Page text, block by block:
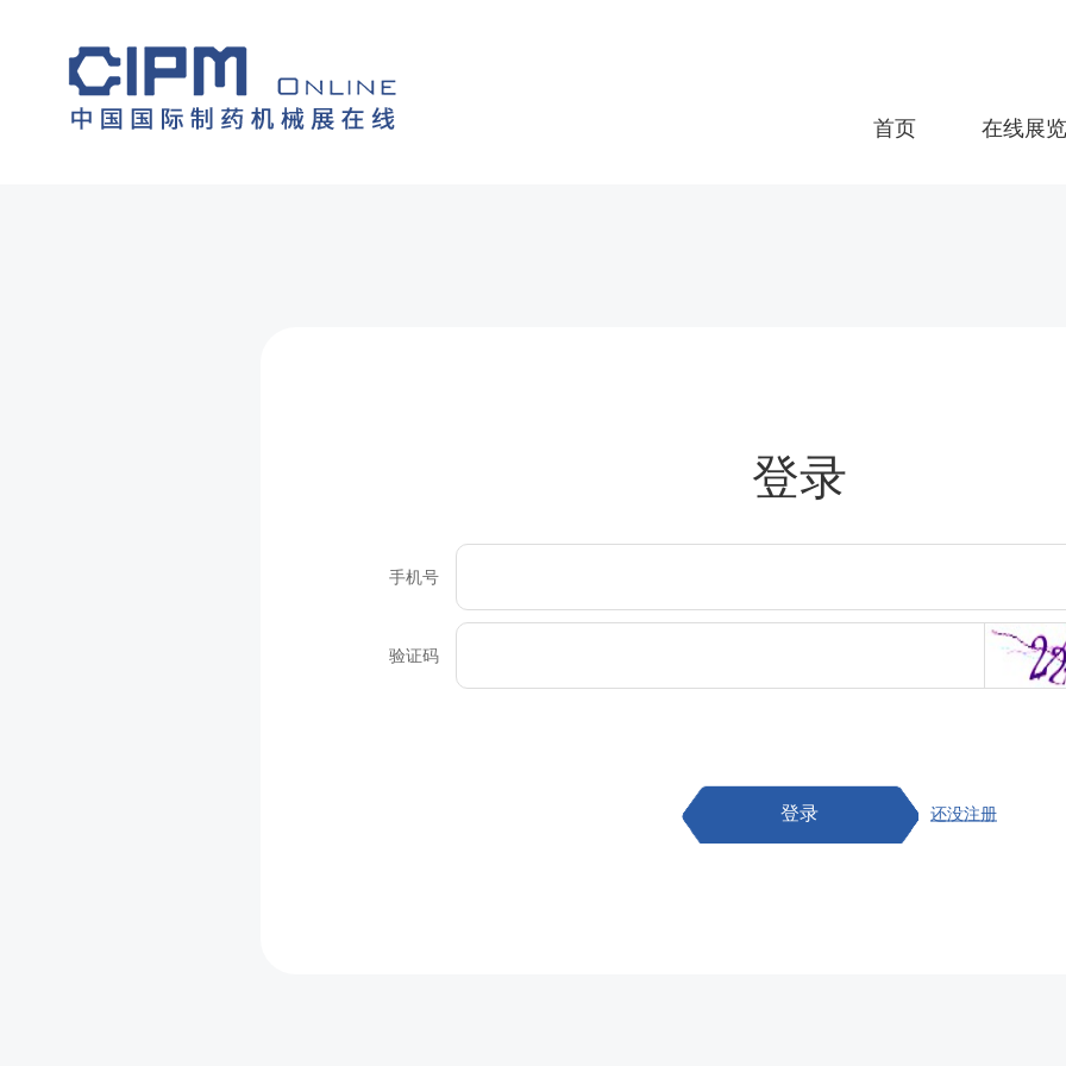
首页 在线展览
登录
手机号
验证码
登录 还没注册